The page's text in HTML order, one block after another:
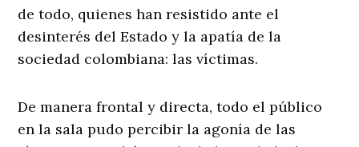
de todo, quienes han resistido ante el
desinterés del Estado y la apatía de la
sociedad colombiana: las víctimas.
De manera frontal y directa, todo el público
en la sala pudo percibir la agonía de las